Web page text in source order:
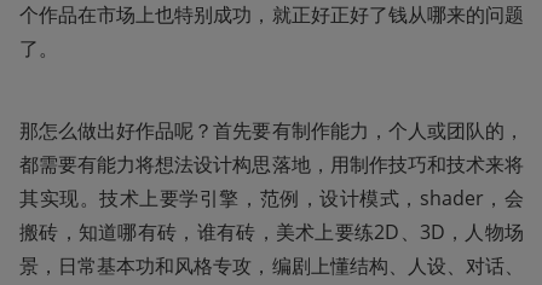
个作品在市场上也特别成功，就正好正好了钱从哪来的问题
了。
那怎么做出好作品呢？首先要有制作能力，个人或团队的，
都需要有能力将想法设计构思落地，用制作技巧和技术来将
其实现。技术上要学引擎，范例，设计模式，shader，会
搬砖，知道哪有砖，谁有砖，美术上要练2D、3D，人物场
景，日常基本功和风格专攻，编剧上懂结构、人设、对话、